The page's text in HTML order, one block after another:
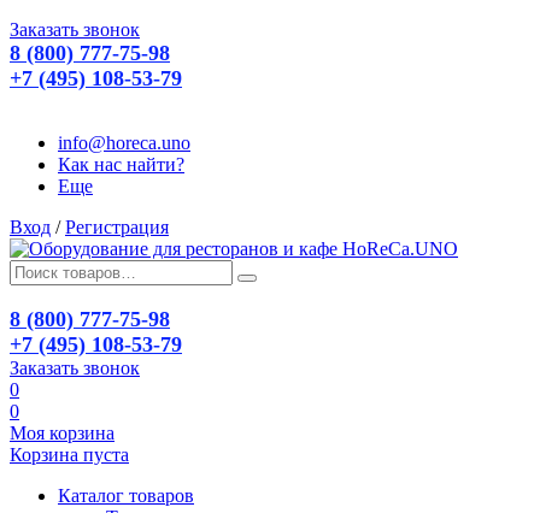
Заказать звонок
8 (800) 777-75-98
+7 (495) 108-53-79
info@horeca.uno
Как нас найти?
Еще
Вход / Регистрация
8 (800) 777-75-98
+7 (495) 108-53-79
Заказать звонок
0
0
Моя корзина
Корзина пуста
Каталог товаров